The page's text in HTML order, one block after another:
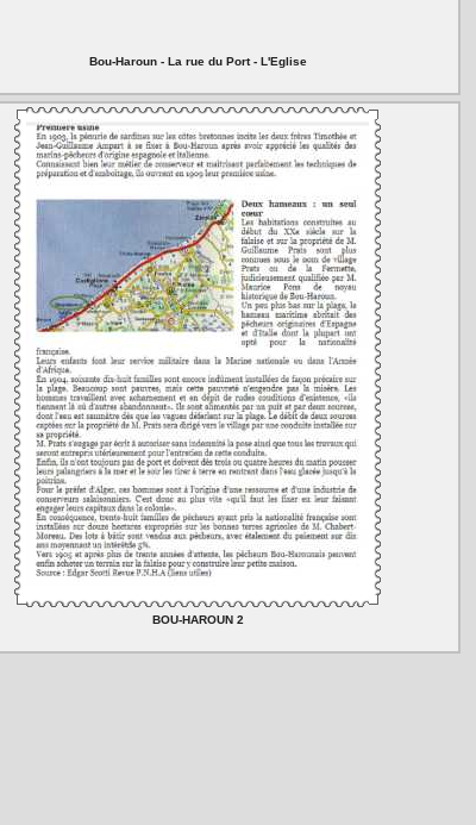
Bou-Haroun - La rue du Port - L'Eglise
BOU-HAROUN 2